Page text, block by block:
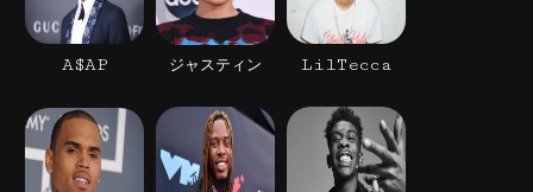
A$AP ジャスティン LilTecca